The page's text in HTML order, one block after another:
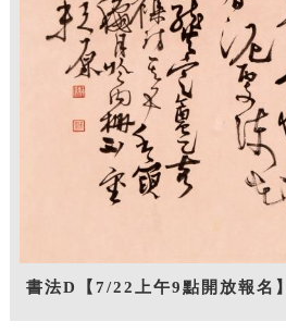
書法D【7/22上午9點開放報名】